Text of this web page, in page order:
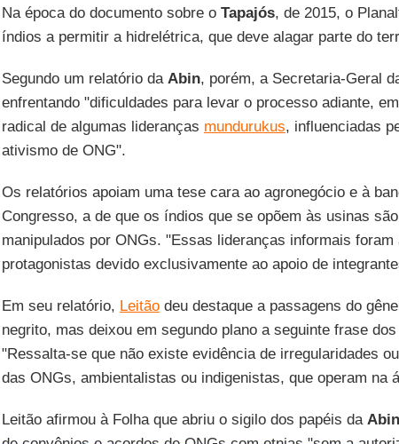
Na época do documento sobre o Tapajós, de 2015, o
índios a permitir a hidrelétrica, que deve alagar parte do
Segundo um relatório da Abin, porém, a Secretaria-Geral
enfrentando "dificuldades para levar o processo adiante,
radical de algumas lideranças mundurukus, influenciadas
ativismo de ONG".
Os relatórios apoiam uma tese cara ao agronegócio e à
Congresso, a de que os índios que se opõem às usinas
manipulados por ONGs. "Essas lideranças informais foram
protagonistas devido exclusivamente ao apoio de
Em seu relatório, Leitãodeu destaque a passagens do
negrito, mas deixou em segundo plano a seguinte frase
"Ressalta-se que não existe evidência de irregularidades
das ONGs, ambientalistas ou indigenistas, que operam na
Leitão afirmou à Folha que abriu o sigilo dos papéis da Abin